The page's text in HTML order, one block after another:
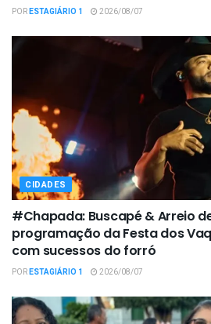
PORESTAGIÁRIO 1 2026/08/07
CIDADES
#Chapada: Buscapé & Arreio
programação da Festa dos
com sucessos do forró
PORESTAGIÁRIO 1 2026/08/07